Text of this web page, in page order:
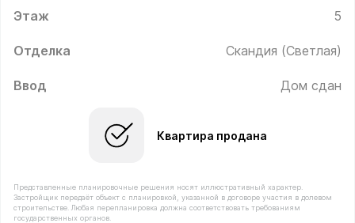
Этаж 5
Отделка Скандия (Светлая)
Ввод Дом сдан
Квартира продана
Представленные планировочные решения носят иллюстративный характер.
Застройщик передаёт объект с планировкой, указанной в договоре участия в долевом
строительстве. Любая перепланировка должна соответствовать требованиям
государственных органов.